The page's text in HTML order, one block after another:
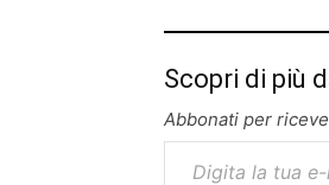
Scopri di più
Abbonati per
Digita la tua e-mail...